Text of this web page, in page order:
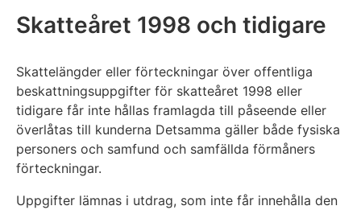
Skatteåret 1998 och tidigare
Skattelängder eller förteckningar över offentliga
beskattningsuppgifter för skatteåret 1998 eller
tidigare får inte hållas framlagda till påseende eller
överlåtas till kunderna Detsamma gäller både fysiska
personers och samfund och samfällda förmåners
förteckningar.
Uppgifter lämnas i utdrag, som inte får innehålla den